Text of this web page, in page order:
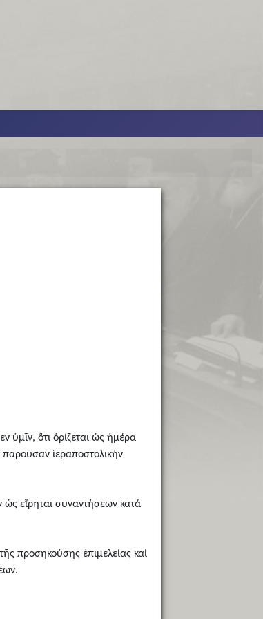
ὑμῖν, ὅτι ὁρίζεται ὡς ἡμέρα
ἱεραποστολικήν
ὡς εἴρηται συναντήσεων κατά
προσηκούσης ἐπιμελείας καί